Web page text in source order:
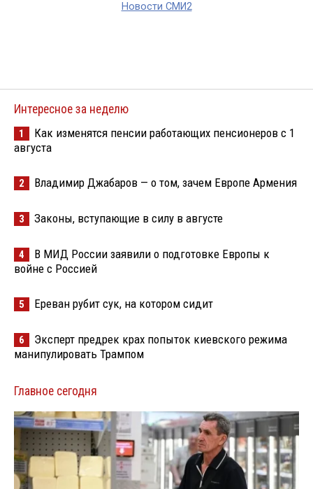
Новости СМИ2
Интересное за неделю
1
Как изменятся пенсии работающих пенсионеров с 1
августа
2 Владимир Джабаров — о том, зачем Европе Армения
3 Законы, вступающие в силу в августе
4
В МИД России заявили о подготовке Европы к
войне с Россией
5 Ереван рубит сук, на котором сидит
6
Эксперт предрек крах попыток киевского режима
манипулировать Трампом
Главное сегодня